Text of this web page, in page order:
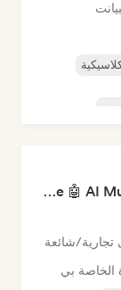
Pop Machine Mode 🤖 AI Music, Indie Pop & Dream Pop
شائعة
الخاصة بي